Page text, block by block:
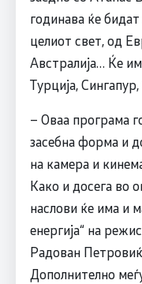
годинава ќе
целиот свет, од
Австралија… Ќе
Турција,
– Оваа програма
засебна форма и
на камера и
Како и досега во
наслови ќе има и
енергија“ на
Радован
Дополнително